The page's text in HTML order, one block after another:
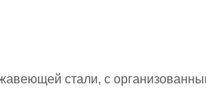
стали, с